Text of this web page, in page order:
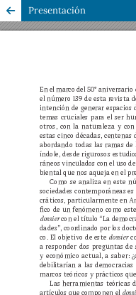
Presentación